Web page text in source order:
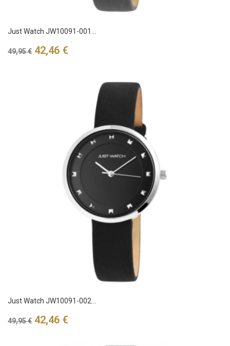
Just Watch JW10091-001...
Verkaufspreis
49,95 € Preis
42,46 €
Just Watch JW10091-002...
Verkaufspreis
49,95 € Preis
42,46 €